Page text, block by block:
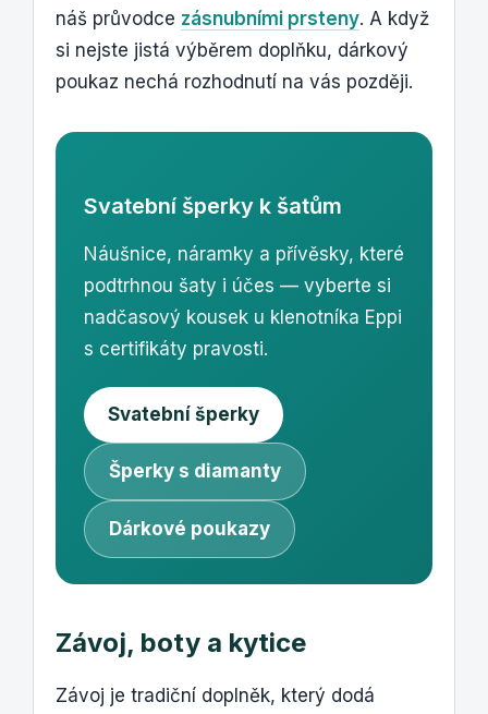
náš průvodce zásnubními prsteny. A když
si nejste jistá výběrem doplňku, dárkový
poukaz nechá rozhodnutí na vás později.
Svatební šperky k šatům
Náušnice, náramky a přívěsky, které
podtrhnou šaty i účes — vyberte si
nadčasový kousek u klenotníka Eppi
s certifikáty pravosti.
Svatební šperky
Šperky s diamanty
Dárkové poukazy
Závoj, boty a kytice
Závoj je tradiční doplněk, který dodá